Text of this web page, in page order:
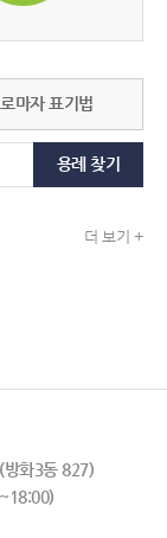
마자 표기법
용례 찾기
더 보기 +
방화3동 827)